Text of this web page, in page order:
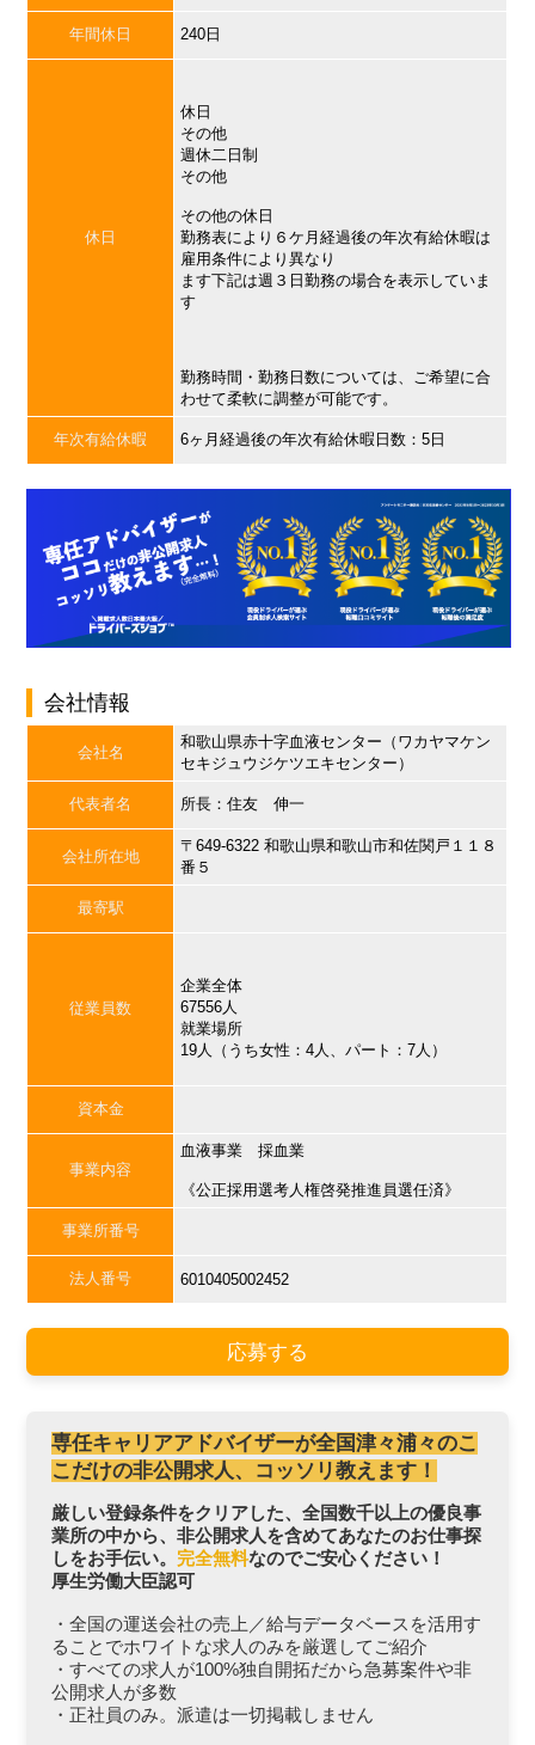
年間休日 240日
休日
休日
その他
週休二日制
その他
その他の休日
勤務表により６ケ月経過後の年次有給休暇は
雇用条件により異なり
ます下記は週３日勤務の場合を表示していま
す
勤務時間・勤務日数については、ご希望に合
わせて柔軟に調整が可能です。
年次有給休暇 6ヶ月経過後の年次有給休暇日数：5日
会社情報
会社名
和歌山県赤十字血液センター（ワカヤマケン
セキジュウジケツエキセンター）
代表者名 所長：住友 伸一
会社所在地
〒649-6322 和歌山県和歌山市和佐関戸１１８
番５
最寄駅
従業員数
企業全体
67556人
就業場所
19人（うち女性：4人、パート：7人）
資本金
事業内容
血液事業 採血業
《公正採用選考人権啓発推進員選任済》
事業所番号
法人番号 6010405002452
応募する
専任キャリアアドバイザーが全国津々浦々のこ
こだけの非公開求人、コッソリ教えます！
厳しい登録条件をクリアした、全国数千以上の優良事
業所の中から、非公開求人を含めてあなたのお仕事探
しをお手伝い。 完全無料なのでご安心ください！
厚生労働大臣認可
・全国の運送会社の売上／給与データベースを活用す
ることでホワイトな求人のみを厳選してご紹介
・すべての求人が100%独自開拓だから急募案件や非
公開求人が多数
・正社員のみ。派遣は一切掲載しません